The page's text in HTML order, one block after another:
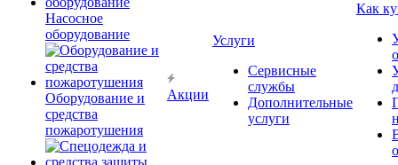
Насосное
оборудование
Оборудование и
средства
пожаротушения
Акции
Услуги
Сервисные
службы
Дополнительные
услуги
Как